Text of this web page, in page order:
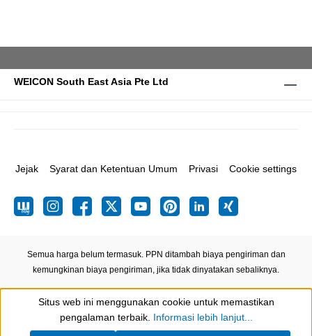
WEICON South East Asia Pte Ltd
Jejak Syarat dan Ketentuan Umum Privasi Cookie settings
Semua harga belum termasuk. PPN ditambah biaya pengiriman dan
kemungkinan biaya pengiriman, jika tidak dinyatakan sebaliknya.
Show toolbar
Situs web ini menggunakan cookie untuk memastikan
pengalaman terbaik. Informasi lebih lanjut...